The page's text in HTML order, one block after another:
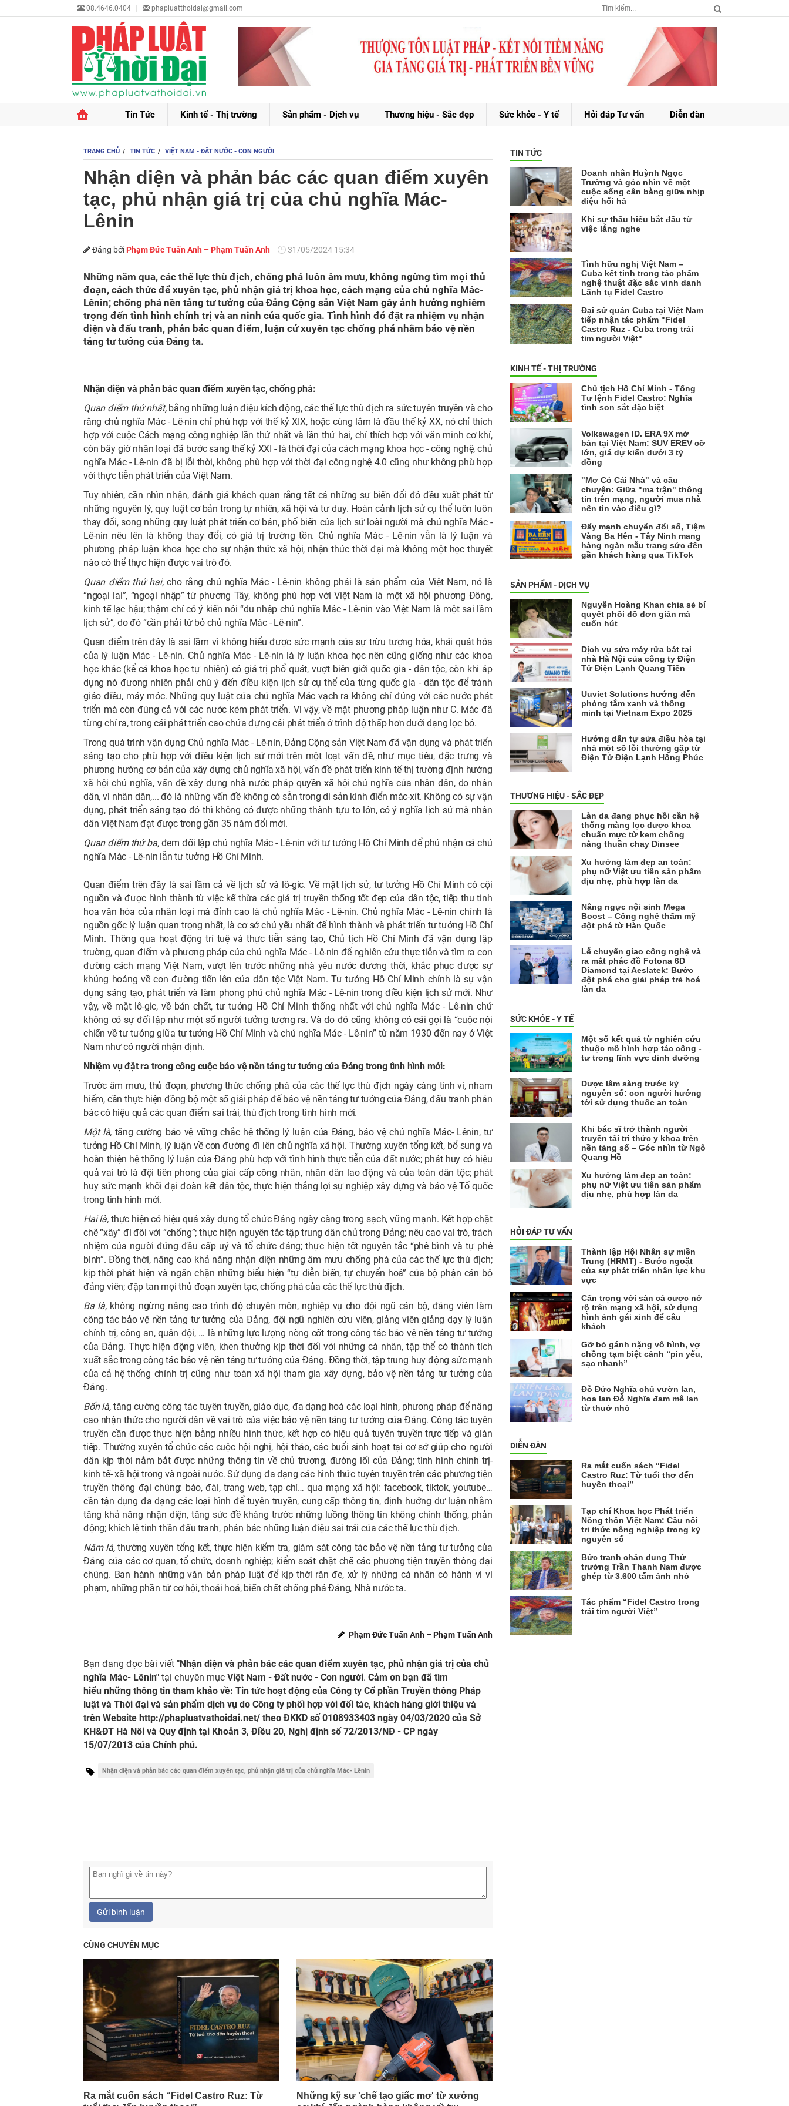
08.4646.0404 phapluatthoidai@gmail.com
Tin Tức Kinh tế - Thị trường Sản phẩm - Dịch vụ Thương hiệu - Sắc đẹp Sức khỏe - Y tế Hỏi đáp Tư vấn Diễn đàn
TRANG CHỦ TIN TỨC VIỆT NAM - ĐẤT NƯỚC - CON NGƯỜI
Nhận diện và phản bác các quan điểm xuyên
tạc, phủ nhận giá trị của chủ nghĩa Mác-
Lênin
Đăng bởi Phạm Đức Tuấn Anh – Phạm Tuấn Anh 31/05/2024 15:34
Những năm qua, các thế lực thù địch, chống phá luôn âm mưu, không ngừng tìm mọi thủ
đoạn, cách thức để xuyên tạc, phủ nhận giá trị khoa học, cách mạng của chủ nghĩa Mác-
Lênin; chống phá nền tảng tư tưởng của Đảng Cộng sản Việt Nam gây ảnh hưởng nghiêm
trọng đến tình hình chính trị và an ninh của quốc gia. Tình hình đó đặt ra nhiệm vụ nhận
diện và đấu tranh, phản bác quan điểm, luận cứ xuyên tạc chống phá nhằm bảo vệ nền
tảng tư tưởng của Đảng ta.
Nhận diện và phản bác quan điểm xuyên tạc, chống phá:
Quan điểm thứ nhất,bằng những luận điệu kích động, các thể lực thù địch ra sức tuyên truyền và cho
rằng chủ nghĩa Mác - Lê-nin chỉ phù hợp với thế kỷ XIX, hoặc cùng lắm là đầu thế kỷ XX, nó chỉ thích
hợp với cuộc Cách mạng công nghiệp lần thứ nhất và lần thứ hai, chỉ thích hợp với văn minh cơ khí,
còn bây giờ nhân loại đã bước sang thế kỷ XXI - là thời đại của cách mạng khoa học - công nghệ, chủ
nghĩa Mác - Lê-nin đã bị lỗi thời, không phù hợp với thời đại công nghệ 4.0 cũng như không phù hợp
với thực tiễn phát triển của Việt Nam.
Tuy nhiên, cần nhìn nhận, đánh giá khách quan rằng tất cả những sự biến đổi đó đều xuất phát từ
những nguyên lý, quy luật cơ bản trong tự nhiên, xã hội và tư duy. Hoàn cảnh lịch sử cụ thể luôn luôn
thay đổi, song những quy luật phát triển cơ bản, phổ biến của lịch sử loài người mà chủ nghĩa Mác -
Lê-nin nêu lên là không thay đổi, có giá trị trường tồn. Chủ nghĩa Mác - Lê-nin vẫn là lý luận và
phương pháp luận khoa học cho sự nhận thức xã hội, nhận thức thời đại mà không một học thuyết
nào có thể thực hiện được vai trò đó.
Quan điểm thứ hai,cho rằng chủ nghĩa Mác - Lê-nin không phải là sản phẩm của Việt Nam, nó là
“ngoại lai”, “ngoại nhập” từ phương Tây, không phù hợp với Việt Nam là một xã hội phương Đông,
kinh tế lạc hậu; thậm chí có ý kiến nói “du nhập chủ nghĩa Mác - Lê-nin vào Việt Nam là một sai lầm
lịch sử”, do đó “cần phải từ bỏ chủ nghĩa Mác - Lê-nin”.
Quan điểm trên đây là sai lầm vì không hiểu được sức mạnh của sự trừu tượng hóa, khái quát hóa
của lý luận Mác - Lê-nin. Chủ nghĩa Mác - Lê-nin là lý luận khoa học nên cũng giống như các khoa
học khác (kể cả khoa học tự nhiên) có giá trị phổ quát, vượt biên giới quốc gia - dân tộc, còn khi áp
dụng nó đương nhiên phải chú ý đến điều kiện lịch sử cụ thể của từng quốc gia - dân tộc để tránh
giáo điều, máy móc. Những quy luật của chủ nghĩa Mác vạch ra không chỉ đúng với các nước phát
triển mà còn đúng cả với các nước kém phát triển. Vì vậy, về mặt phương pháp luận như C. Mác đã
từng chỉ ra, trong cái phát triển cao chứa đựng cái phát triển ở trình độ thấp hơn dưới dạng lọc bỏ.
Trong quá trình vận dụng Chủ nghĩa Mác - Lê-nin, Đảng Cộng sản Việt Nam đã vận dụng và phát triển
sáng tạo cho phù hợp với điều kiện lịch sử mới trên một loạt vấn đề, như mục tiêu, đặc trưng và
phương hướng cơ bản của xây dựng chủ nghĩa xã hội, vấn đề phát triển kinh tế thị trường định hướng
xã hội chủ nghĩa, vấn đề xây dựng nhà nước pháp quyền xã hội chủ nghĩa của nhân dân, do nhân
dân, vì nhân dân,... đó là những vấn đề không có sẵn trong di sản kinh điển mác-xít. Không có sự vận
dụng, phát triển sáng tạo đó thì không có được những thành tựu to lớn, có ý nghĩa lịch sử mà nhân
dân Việt Nam đạt được trong gần 35 năm đổi mới.
Quan điểm thứ ba,đem đối lập chủ nghĩa Mác - Lê-nin với tư tưởng Hồ Chí Minh để phủ nhận cả chủ
nghĩa Mác - Lê-nin lẫn tư tưởng Hồ Chí Minh.
Quan điểm trên đây là sai lầm cả về lịch sử và lô-gic. Về mặt lịch sử, tư tưởng Hồ Chí Minh có cội
nguồn và được hình thành từ việc kế thừa các giá trị truyền thống tốt đẹp của dân tộc, tiếp thu tinh
hoa văn hóa của nhân loại mà đỉnh cao là chủ nghĩa Mác - Lê-nin. Chủ nghĩa Mác - Lê-nin chính là
nguồn gốc lý luận quan trọng nhất, là cơ sở chủ yếu nhất để hình thành và phát triển tư tưởng Hồ Chí
Minh. Thông qua hoạt động trí tuệ và thực tiễn sáng tạo, Chủ tịch Hồ Chí Minh đã vận dụng lập
trường, quan điểm và phương pháp của chủ nghĩa Mác - Lê-nin để nghiên cứu thực tiễn và tìm ra con
đường cách mạng Việt Nam, vượt lên trước những nhà yêu nước đương thời, khắc phục được sự
khủng hoảng về con đường tiến lên của dân tộc Việt Nam. Tư tưởng Hồ Chí Minh chính là sự vận
dụng sáng tạo, phát triển và làm phong phú chủ nghĩa Mác - Lê-nin trong điều kiện lịch sử mới. Như
vậy, về mặt lô-gic, về bản chất, tư tưởng Hồ Chí Minh thống nhất với chủ nghĩa Mác - Lê-nin chứ
không có sự đối lập như một số người tưởng tượng ra. Và do đó cũng không có cái gọi là “cuộc nội
chiến về tư tưởng giữa tư tưởng Hồ Chí Minh và chủ nghĩa Mác - Lê-nin” từ năm 1930 đến nay ở Việt
Nam như có người nhận định.
Nhiệm vụ đặt ra trong công cuộc bảo vệ nền tảng tư tưởng của Đảng trong tình hình mới:
Trước âm mưu, thủ đoạn, phương thức chống phá của các thế lực thù địch ngày càng tinh vi, nham
hiểm, cần thực hiện đồng bộ một số giải pháp để bảo vệ nền tảng tư tưởng của Đảng, đấu tranh phản
bác có hiệu quả các quan điểm sai trái, thù địch trong tình hình mới.
Một là, tăng cường bảo vệ vững chắc hệ thống lý luận của Đảng, bảo vệ chủ nghĩa Mác- Lênin, tư
tưởng Hồ Chí Minh, lý luận về con đường đi lên chủ nghĩa xã hội. Thường xuyên tổng kết, bổ sung và
hoàn thiện hệ thống lý luận của Đảng phù hợp với tình hình thực tiễn của đất nước; phát huy có hiệu
quả vai trò là đội tiên phong của giai cấp công nhân, nhân dân lao động và của toàn dân tộc; phát
huy sức mạnh khối đại đoàn kết dân tộc, thực hiện thắng lợi sự nghiệp xây dựng và bảo vệ Tổ quốc
trong tình hình mới.
Hai là,thực hiện có hiệu quả xây dựng tổ chức Đảng ngày càng trong sạch, vững mạnh. Kết hợp chặt
chẽ “xây” đi đôi với “chống”; thực hiện nguyên tắc tập trung dân chủ trong Đảng; nêu cao vai trò, trách
nhiệm của người đứng đầu cấp uỷ và tổ chức đảng; thực hiện tốt nguyên tắc “phê bình và tự phê
bình”. Đồng thời, nâng cao khả năng nhận diện những âm mưu chống phá của các thế lực thù địch;
kịp thời phát hiện và ngăn chặn những biểu hiện “tự diễn biến, tự chuyển hoá” của bộ phận cán bộ
đảng viên; đập tan mọi thủ đoạn xuyên tạc, chống phá của các thế lực thù địch.
Ba là,không ngừng nâng cao trình độ chuyên môn, nghiệp vụ cho đội ngũ cán bộ, đảng viên làm
công tác bảo vệ nền tảng tư tưởng của Đảng, đội ngũ nghiên cứu viên, giảng viên giảng dạy lý luận
chính trị, công an, quân đội, … là những lực lượng nòng cốt trong công tác bảo vệ nền tảng tư tưởng
của Đảng. Thực hiện động viên, khen thưởng kịp thời đối với những cá nhân, tập thể có thành tích
xuất sắc trong công tác bảo vệ nền tảng tư tưởng của Đảng. Đồng thời, tập trung huy động sức mạnh
của cả hệ thống chính trị cũng như toàn xã hội tham gia xây dựng, bảo vệ nền tảng tư tưởng của
Đảng.
Bốn là,tăng cường công tác tuyên truyền, giáo dục, đa dạng hoá các loại hình, phương pháp để nâng
cao nhận thức cho người dân về vai trò của việc bảo vệ nền tảng tư tưởng của Đảng. Công tác tuyên
truyền cần được thực hiện bằng nhiều hình thức, kết hợp có hiệu quả tuyên truyền trực tiếp và gián
tiếp. Thường xuyên tổ chức các cuộc hội nghị, hội thảo, các buổi sinh hoạt tại cơ sở giúp cho người
dân kịp thời nắm bắt được những thông tin về chủ trương, đường lối của Đảng; tình hình chính trị-
kinh tế- xã hội trong và ngoài nước. Sử dụng đa dạng các hình thức tuyên truyền trên các phương tiện
truyền thông đại chúng: báo, đài, trang web, tạp chí… qua mạng xã hội: facebook, tiktok, youtube…
cần tận dụng đa dạng các loại hình để tuyên truyền, cung cấp thông tin, định hướng dư luận nhằm
tăng khả năng nhận diện, tăng sức đề kháng trước những luồng thông tin không chính thống, phản
động; khích lệ tinh thần đấu tranh, phản bác những luận điệu sai trái của các thế lực thù địch.
Năm là,thường xuyên tổng kết, thực hiện kiểm tra, giám sát công tác bảo vệ nền tảng tư tưởng của
Đảng của các cơ quan, tổ chức, doanh nghiệp; kiểm soát chặt chẽ các phương tiện truyền thông đại
chúng. Ban hành những văn bản pháp luật để kịp thời răn đe, xử lý những cá nhân có hành vi vi
phạm, những phần tử cơ hội, thoái hoá, biến chất chống phá Đảng, Nhà nước ta.
Phạm Đức Tuấn Anh – Phạm Tuấn Anh
Bạn đang đọc bài viết "Nhận diện và phản bác các quan điểm xuyên tạc, phủ nhận giá trị của chủ
nghĩa Mác- Lênin" tại chuyên mục Việt Nam - Đất nước - Con người. Cảm ơn bạn đã tìm
hiểu những thông tin tham khảo về: Tin tức hoạt động của Công ty Cổ phần Truyền thông Pháp
luật và Thời đại và sản phẩm dịch vụ do Công ty phối hợp với đối tác, khách hàng giới thiệu và
trên Website http://phapluatvathoidai.net/ theo ĐKKD số 0108933403 ngày 04/03/2020 của Sở
KH&ĐT Hà Nôi và Quy định tại Khoản 3, Điều 20, Nghị định số 72/2013/NĐ - CP ngày
15/07/2013 của Chính phủ.
Nhận diện và phản bác các quan điểm xuyên tạc, phủ nhận giá trị của chủ nghĩa Mác- Lênin
Gửi bình luận
CÙNG CHUYÊN MỤC
Ra mắt cuốn sách “Fidel Castro Ruz: Từ
Những kỹ sư 'chế tạo giấc mơ' từ xưởng
TIN TỨC
Doanh nhân Huỳnh Ngọc
Trường và góc nhìn về một
cuộc sống cân bằng giữa nhịp
điệu hối hả
Khi sự thấu hiểu bắt đầu từ
việc lắng nghe
Tình hữu nghị Việt Nam –
Cuba kết tinh trong tác phẩm
nghệ thuật đặc sắc vinh danh
Lãnh tụ Fidel Castro
Đại sứ quán Cuba tại Việt Nam
tiếp nhận tác phẩm "Fidel
Castro Ruz - Cuba trong trái
tim người Việt"
KINH TẾ - THỊ TRƯỜNG
Chủ tịch Hồ Chí Minh - Tổng
Tư lệnh Fidel Castro: Nghĩa
tình son sắt đặc biệt
Volkswagen ID. ERA 9X mở
bán tại Việt Nam: SUV EREV cỡ
lớn, giá dự kiến dưới 3 tỷ
đồng
"Mơ Có Cái Nhà" và câu
chuyện: Giữa "ma trận" thông
tin trên mạng, người mua nhà
nên tin vào điều gì?
Đẩy mạnh chuyển đổi số, Tiệm
Vàng Ba Hên - Tây Ninh mang
hàng ngàn mẫu trang sức đến
gần khách hàng qua TikTok
SẢN PHẨM - DỊCH VỤ
Nguyễn Hoàng Khan chia sẻ bí
quyết phối đồ đơn giản mà
cuốn hút
Dịch vụ sửa máy rửa bát tại
nhà Hà Nội của công ty Điện
Tử Điện Lạnh Quang Tiến
Uuviet Solutions hướng đến
phòng tắm xanh và thông
minh tại Vietnam Expo 2025
Hướng dẫn tự sửa điều hòa tại
nhà một số lỗi thường gặp từ
Điện Tử Điện Lạnh Hồng Phúc
THƯƠNG HIỆU - SẮC ĐẸP
Làn da đang phục hồi cần hệ
thống màng lọc dược khoa
chuẩn mực từ kem chống
nắng thuần chay Dinsee
Xu hướng làm đẹp an toàn:
phụ nữ Việt ưu tiên sản phẩm
dịu nhẹ, phù hợp làn da
Nâng ngực nội sinh Mega
Boost – Công nghệ thẩm mỹ
đột phá từ Hàn Quốc
Lễ chuyển giao công nghệ và
ra mắt phác đồ Fotona 6D
Diamond tại Aeslatek: Bước
đột phá cho giải pháp trẻ hoá
làn da
SỨC KHỎE - Y TẾ
Một số kết quả từ nghiên cứu
thuộc mô hình hợp tác công -
tư trong lĩnh vực dinh dưỡng
Dược lâm sàng trước kỷ
nguyên số: con người hướng
tới sử dụng thuốc an toàn
Khi bác sĩ trở thành người
truyền tải tri thức y khoa trên
nền tảng số – Góc nhìn từ Ngô
Quang Hồ
Xu hướng làm đẹp an toàn:
phụ nữ Việt ưu tiên sản phẩm
dịu nhẹ, phù hợp làn da
HỎI ĐÁP TƯ VẤN
Thành lập Hội Nhân sự miền
Trung (HRMT) - Bước ngoặt
của sự phát triển nhân lực khu
vực
Cẩn trọng với sàn cá cược nở
rộ trên mạng xã hội, sử dụng
hình ảnh gái xinh để câu
khách
Gỡ bỏ gánh nặng vô hình, vợ
chồng tạm biệt cảnh “pin yếu,
sạc nhanh”
Đỗ Đức Nghĩa chủ vườn lan,
hoa lan Đỗ Nghĩa đam mê lan
từ thuở nhỏ
DIỄN ĐÀN
Ra mắt cuốn sách “Fidel
Castro Ruz: Từ tuổi thơ đến
huyền thoại”
Tạp chí Khoa học Phát triển
Nông thôn Việt Nam: Cầu nối
tri thức nông nghiệp trong kỷ
nguyên số
Bức tranh chân dung Thứ
trưởng Trần Thanh Nam được
ghép từ 3.600 tấm ảnh nhỏ
Tác phẩm “Fidel Castro trong
trái tim người Việt”